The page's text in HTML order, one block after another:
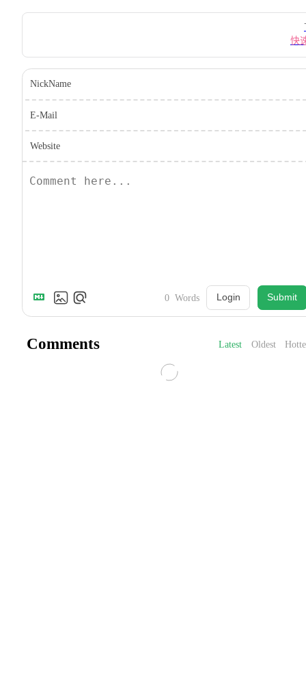
Pager
快
NickName
E-Mail
Website
0 Words Login Submit
Comments Latest Oldest